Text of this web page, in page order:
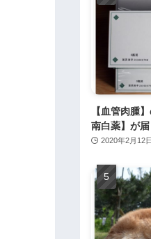
【血管肉腫
南白薬】が届
2020年2月12日